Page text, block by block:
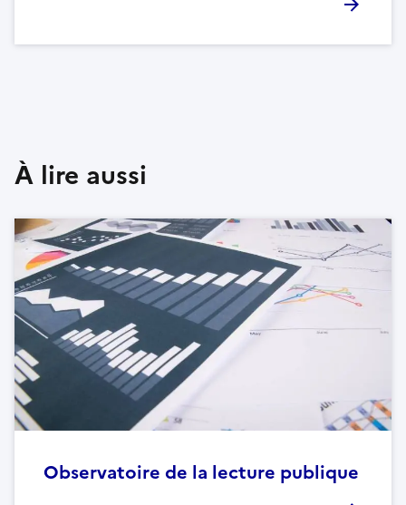
À lire aussi
Observatoire de la lecture publique